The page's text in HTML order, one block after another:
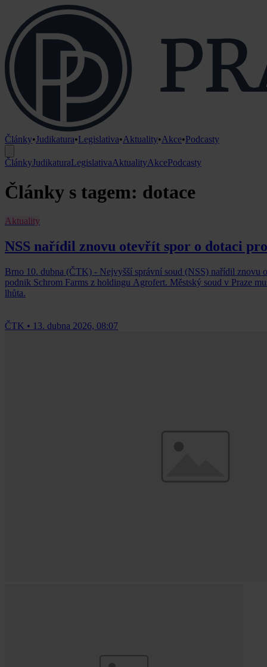
Články•Judikatura•Legislativa•Aktuality•Akce•Podcasty
ČlánkyJudikaturaLegislativaAktualityAkcePodcasty
Články s tagem: dotace
Aktuality
NSS nařídil znovu otevřít spor o dotaci
Brno 10. dubna (ČTK) - Nejvyšší správní soud (NSS) nařídil znovu
podnik Schrom Farms z holdingu Agrofert. Městský soud v Praze
lhůta.
ČTK • 13. dubna 2026, 08:07